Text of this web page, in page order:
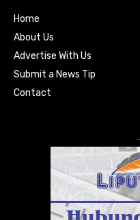
Home
About Us
Advertise With Us
Submit a News Tip
Contact